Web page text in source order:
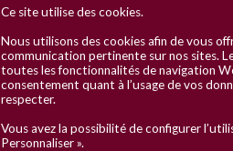
Ce site utilise des cookies.
Nous utilisons des cookies afin de vous
communication pertinente sur nos sites.
toutes les fonctionnalités de navigation
consentement quant à l’usage de vos
respecter.
Vous avez la possibilité de configurer
Personnaliser ».